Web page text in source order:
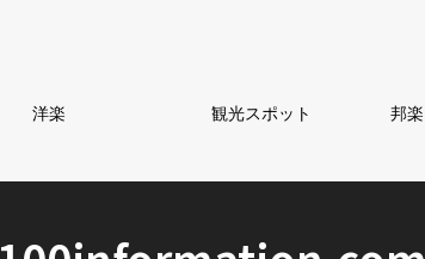
洋楽 観光スポット 邦楽